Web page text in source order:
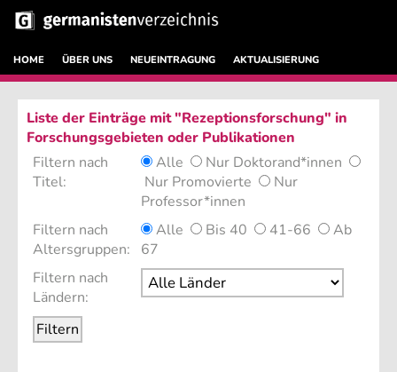
HOME ÜBER UNS NEUEINTRAGUNG AKTUALISIERUNG
Liste der Einträge mit "Rezeptionsforschung" in
Forschungsgebieten oder Publikationen
Filtern nach
Titel:
Alle
Nur Doktorand*innen
Nur Promovierte
Nur
Professor*innen
Filtern nach
Altersgruppen:
Alle Bis 40 41-66
Ab
67
Filtern nach
Ländern: